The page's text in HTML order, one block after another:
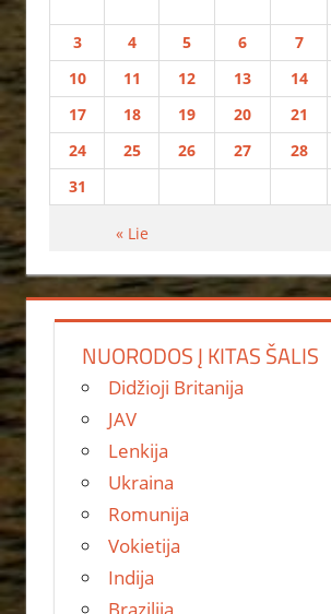
3
4 5 6 7
10
11 12 13 14
17
18 19 20 21
24
25 26 27 28
31
« Lie
NUORODOS Į KITAS ŠALIS
Didžioji Britanija
JAV
Lenkija
Ukraina
Romunija
Vokietija
Indija